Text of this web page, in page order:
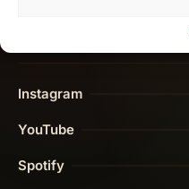
Instagram
YouTube
Spotify